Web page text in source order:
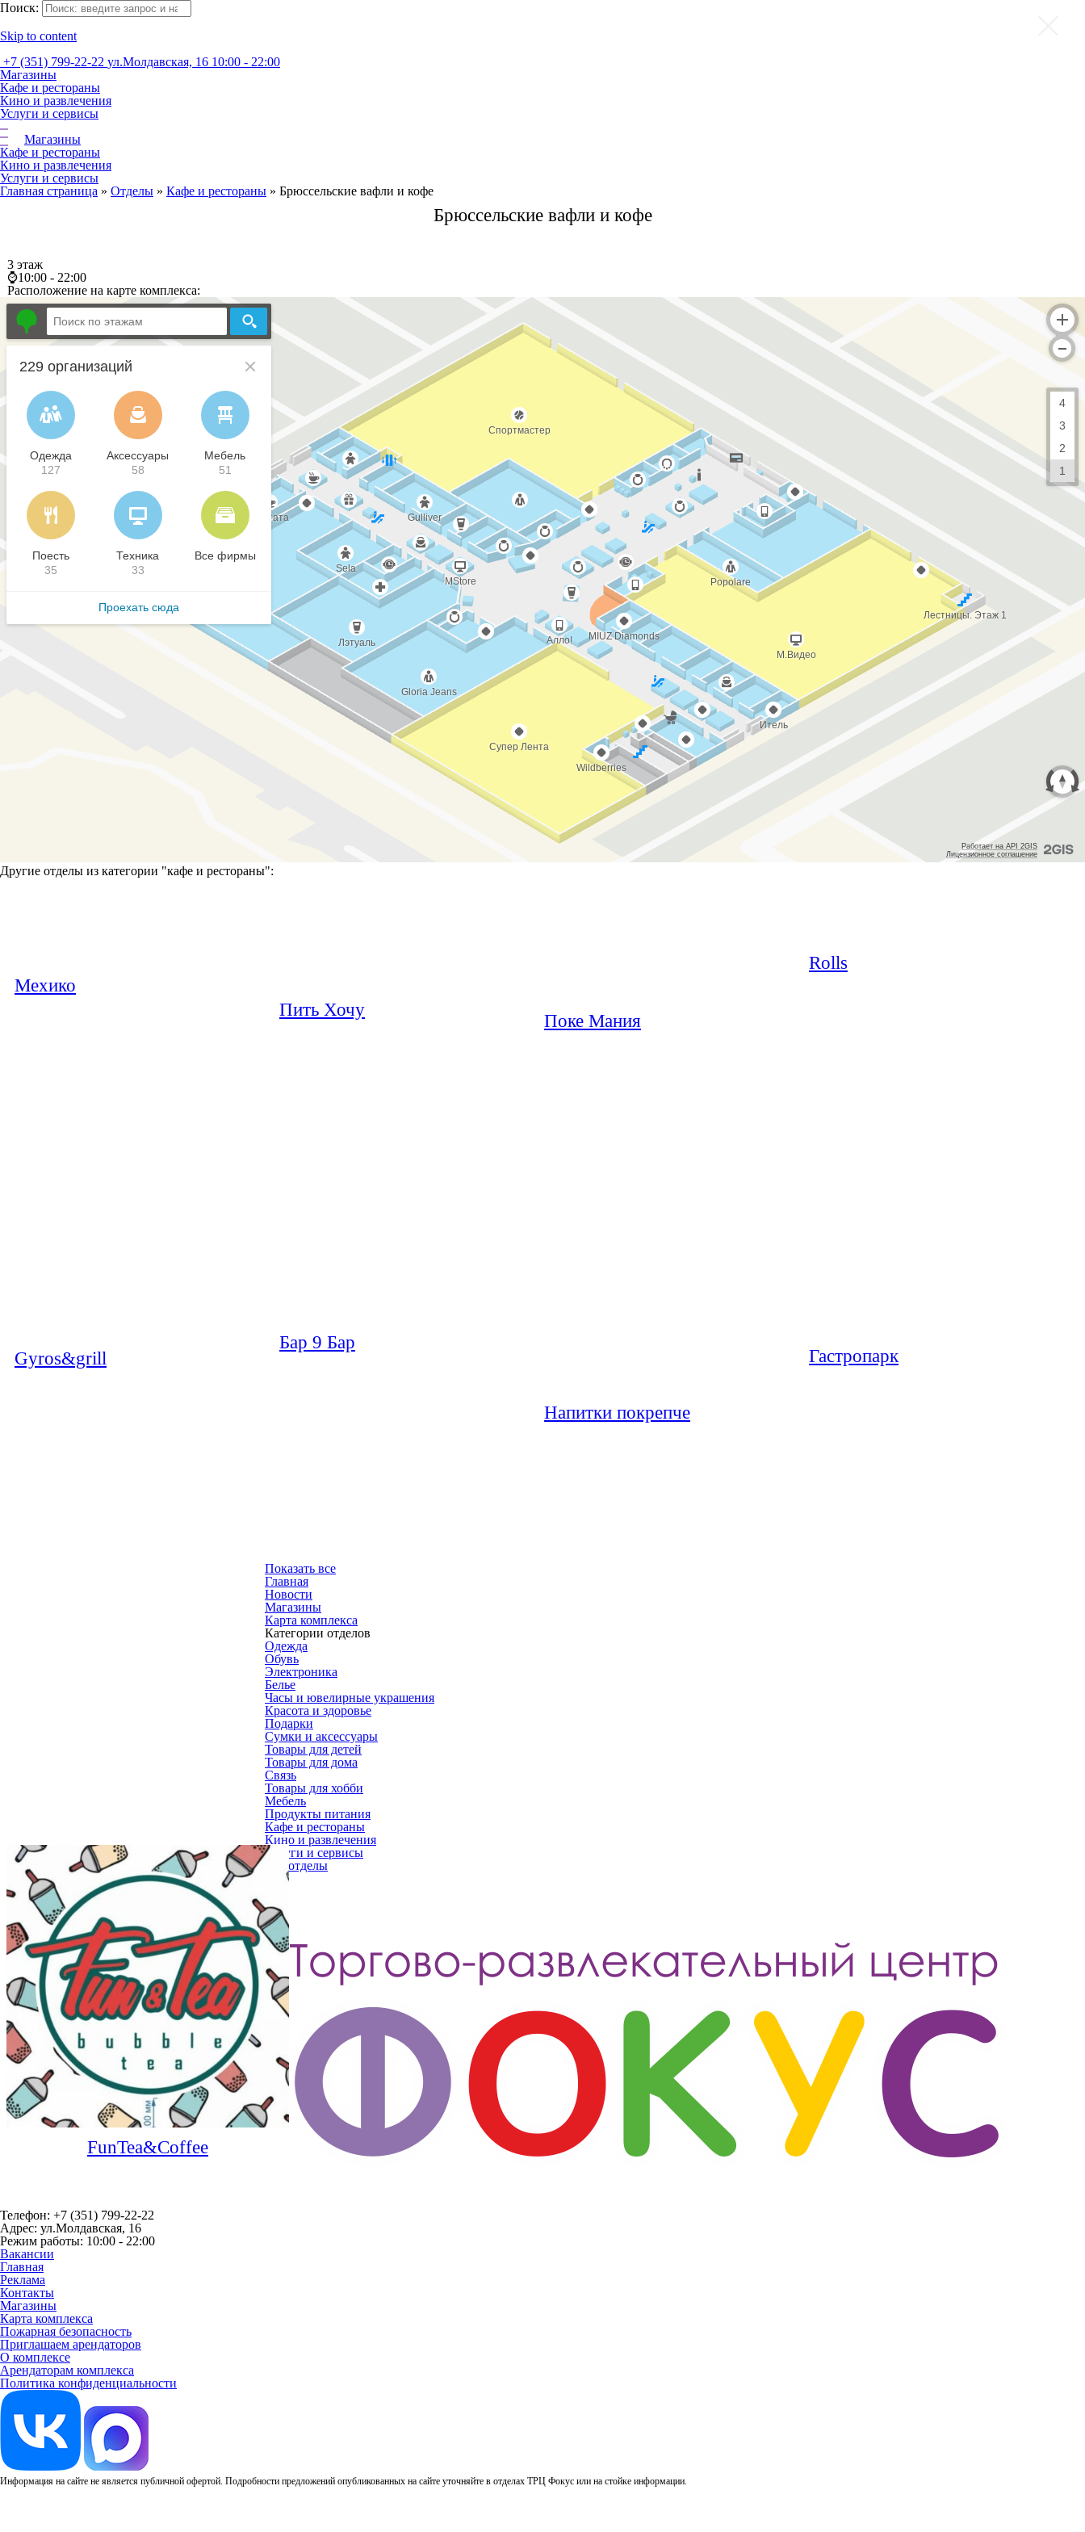
Поиск:
Skip to content
+7 (351) 799-22-22 ул.Молдавская, 16 10:00 - 22:00
Магазины
Кафе и рестораны
Кино и развлечения
Услуги и сервисы
Магазины
Кафе и рестораны
Кино и развлечения
Услуги и сервисы
Главная страница » Отделы » Кафе и рестораны » Брюссельские вафли и кофе
Брюссельские вафли и кофе
3 этаж
⌚10:00 - 22:00
Расположение на карте комплекса:
Другие отделы из категории "кафе и рестораны":
Мехико
Пить Хочу
Поке Мания
Rolls
Gyros&grill
Бар 9 Бар
Напитки покрепче
Гастропарк
FunTea&Coffee
Показать все
Главная
Новости
Магазины
Карта комплекса
Категории отделов
Одежда
Обувь
Электроника
Белье
Часы и ювелирные украшения
Красота и здоровье
Подарки
Сумки и аксессуары
Товары для детей
Товары для дома
Связь
Товары для хобби
Мебель
Продукты питания
Кафе и рестораны
Кино и развлечения
Услуги и сервисы
Все отделы
Телефон: +7 (351) 799-22-22
Адрес: ул.Молдавская, 16
Режим работы: 10:00 - 22:00
Вакансии
Главная
Реклама
Контакты
Магазины
Карта комплекса
Пожарная безопасность
Приглашаем арендаторов
О комплексе
Арендаторам комплекса
Политика конфиденциальности
Информация на сайте не является публичной офертой. Подробности предложений опубликованных на сайте уточняйте в отделах ТРЦ Фокус или на стойке информации.